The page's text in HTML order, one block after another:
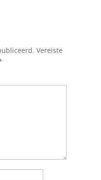
Vereiste